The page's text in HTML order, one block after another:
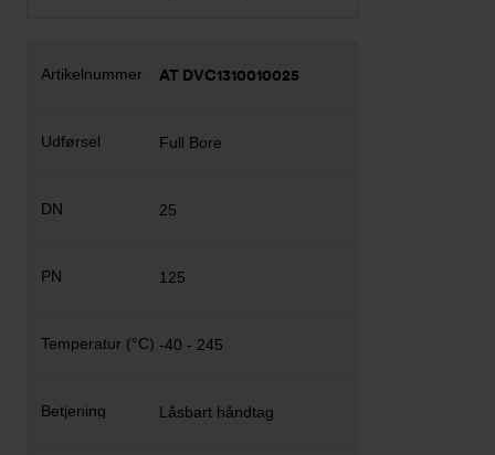
AT DVC1310010025
Full Bore
25
125
-40 - 245
Låsbart håndtag